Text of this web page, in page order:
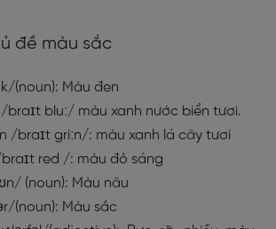
đề màu sắc
(noun): Màu đen
braɪt bluː/ màu xanh nước biển tươi.
/braɪt griːn/: màu xanh lá cây tươi
red /: màu đỏ sáng
(noun): Màu nâu
(noun): Màu sắc